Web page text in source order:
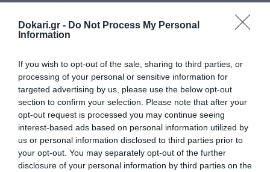
Dokari.gr - Do Not Process My Personal
Information
If you wish to opt-out of the sale, sharing to third parties, or
processing of your personal or sensitive information for
targeted advertising by us, please use the below opt-out
section to confirm your selection. Please note that after your
opt-out request is processed you may continue seeing
interest-based ads based on personal information utilized by
us or personal information disclosed to third parties prior to
your opt-out. You may separately opt-out of the further
disclosure of your personal information by third parties on the
Γενικά αίθριος καιρός με λίγες νεφώσεις
αρχικά στα δυτικά και τα βόρεια. Τις
Ιόνιο και στα ηπειρωτικά προβλέπονται
νεφώσεις με τοπικούς όμβρους και στα
ορεινά μεμονωμένες καταιγίδες.
Οι άνεμοι θα πνέουν βορειοδυτικοί 3 με 4
και στα ανατολικά έως 5 μποφόρ.
Η θερμοκρασία δεν θα σημειώσει αξιόλογη
μεταβολή.